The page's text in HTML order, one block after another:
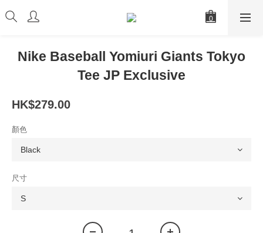
Nike Baseball Yomiuri Giants Tokyo
Tee JP Exclusive
HK$279.00
顏色
尺寸